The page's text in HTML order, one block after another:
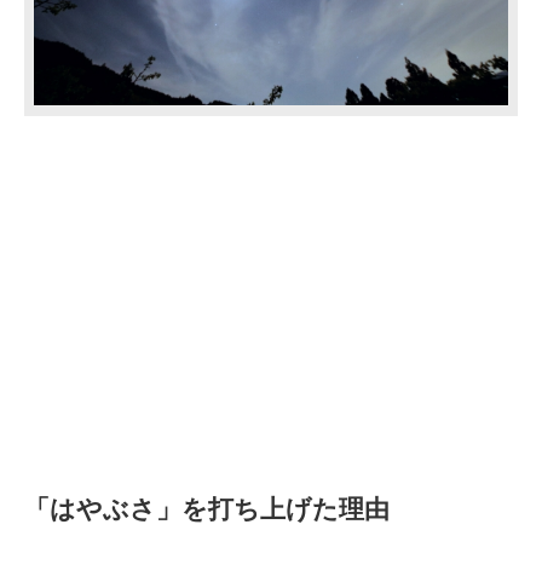
「はやぶさ」を打ち上げた理由